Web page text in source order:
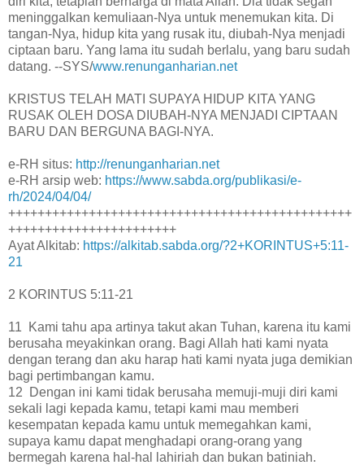
meninggalkan kemuliaan-Nya untuk menemukan kita. Di
tangan-Nya, hidup kita yang rusak itu, diubah-Nya menjadi
ciptaan baru. Yang lama itu sudah berlalu, yang baru sudah
datang. --SYS/www.renunganharian.net
KRISTUS TELAH MATI SUPAYA HIDUP KITA YANG
RUSAK OLEH DOSA DIUBAH-NYA MENJADI CIPTAAN
BARU DAN BERGUNA BAGI-NYA.
e-RH situs: http://renunganharian.net
e-RH arsip web: https://www.sabda.org/publikasi/e-
rh/2024/04/04/
+++++++++++++++++++++++++++++++++++++++++++++++
+++++++++++++++++++++++
Ayat Alkitab: https://alkitab.sabda.org/?2+KORINTUS+5:11-
21
2 KORINTUS 5:11-21
11 Kami tahu apa artinya takut akan Tuhan, karena itu kami
berusaha meyakinkan orang. Bagi Allah hati kami nyata
dengan terang dan aku harap hati kami nyata juga demikian
bagi pertimbangan kamu.
12 Dengan ini kami tidak berusaha memuji-muji diri kami
sekali lagi kepada kamu, tetapi kami mau memberi
kesempatan kepada kamu untuk memegahkan kami,
supaya kamu dapat menghadapi orang-orang yang
bermegah karena hal-hal lahiriah dan bukan batiniah.